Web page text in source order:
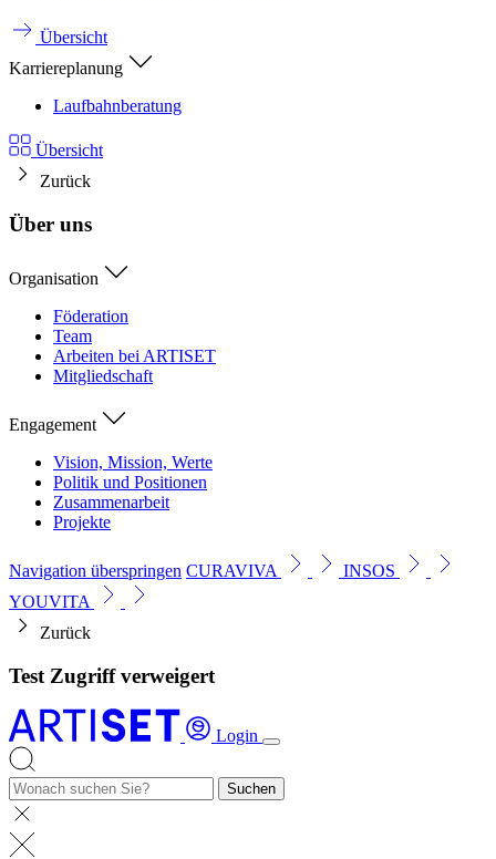
Übersicht
Karriereplanung
Laufbahnberatung
Übersicht
Zurück
Über uns
Organisation
Föderation
Team
Arbeiten bei ARTISET
Mitgliedschaft
Engagement
Vision, Mission, Werte
Politik und Positionen
Zusammenarbeit
Projekte
Navigation überspringen CURAVIVA
INSOS
YOUVITA
Zurück
Test Zugriff verweigert
Login
Suchen